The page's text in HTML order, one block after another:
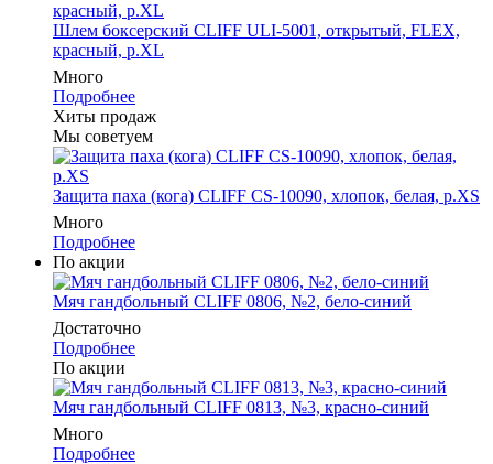
Шлем боксерский CLIFF ULI-5001, открытый, FLEX,
красный, р.XL
Много
Подробнее
Хиты продаж
Мы советуем
Защита паха (кога) CLIFF CS-10090, хлопок, белая, р.XS
Много
Подробнее
По акции
Мяч гандбольный CLIFF 0806, №2, бело-синий
Достаточно
Подробнее
По акции
Мяч гандбольный CLIFF 0813, №3, красно-синий
Много
Подробнее